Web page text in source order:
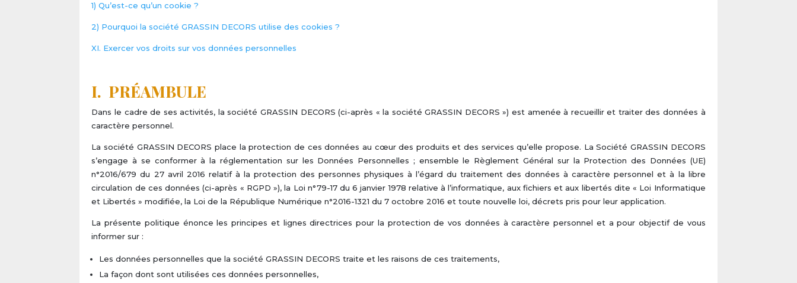
1) Qu’est-ce qu’un cookie ?
2) Pourquoi la société GRASSIN DECORS utilise des cookies ?
XI. Exercer vos droits sur vos données personnelles
I. PRÉAMBULE
Dans le cadre de ses activités, la société GRASSIN DECORS (ci-après « la société GRASSIN DECORS ») est amenée à recueillir et traiter des données à
caractère personnel.
La société GRASSIN DECORS place la protection de ces données au cœur des produits et des services qu’elle propose. La Société GRASSIN DECORS
s’engage à se conformer à la réglementation sur les Données Personnelles ; ensemble le Règlement Général sur la Protection des Données (UE)
n°2016/679 du 27 avril 2016 relatif à la protection des personnes physiques à l’égard du traitement des données à caractère personnel et à la libre
circulation de ces données (ci-après « RGPD »), la Loi n°79-17 du 6 janvier 1978 relative à l’informatique, aux fichiers et aux libertés dite « Loi Informatique
et Libertés » modifiée, la Loi de la République Numérique n°2016-1321 du 7 octobre 2016 et toute nouvelle loi, décrets pris pour leur application.
La présente politique énonce les principes et lignes directrices pour la protection de vos données à caractère personnel et a pour objectif de vous
informer sur :
Les données personnelles que la société GRASSIN DECORS traite et les raisons de ces traitements,
La façon dont sont utilisées ces données personnelles,